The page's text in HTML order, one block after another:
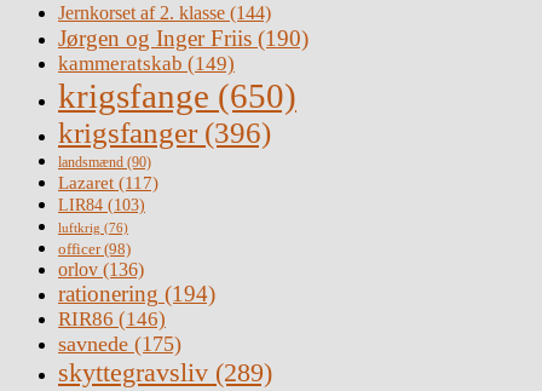
Jernkorset af 2. klasse (144)
Jørgen og Inger Friis (190)
kammeratskab (149)
krigsfange (650)
krigsfanger (396)
landsmænd (90)
Lazaret (117)
LIR84 (103)
luftkrig (76)
officer(98)
orlov (136)
rationering (194)
RIR86 (146)
savnede (175)
skyttegravsliv (289)